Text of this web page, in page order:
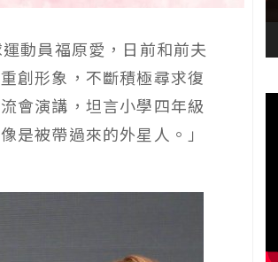
動員福原愛，日前和前夫
創形象，不斷積極尋求復
會演講，坦言小學四年級
是被帶過來的外星人。」